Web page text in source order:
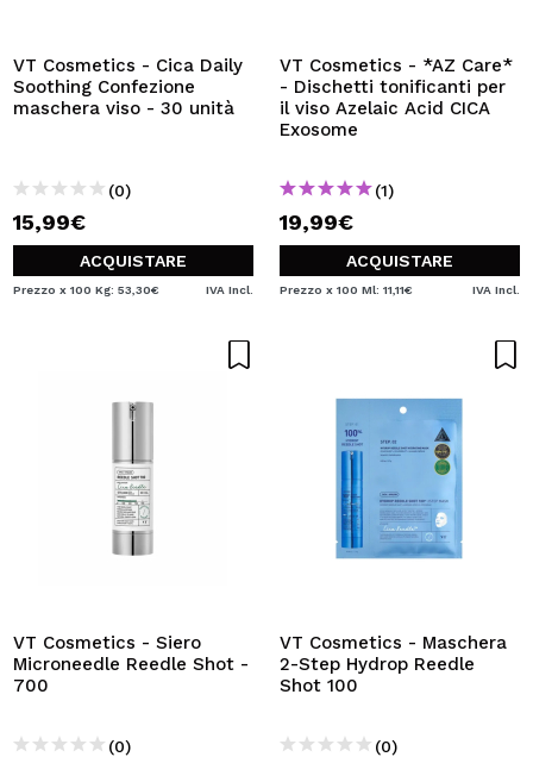
Creando un account su Maquibeauty.it potrai fare i tuoi
acquisti velocemente, controllare lo stato dei tuoi ordini e
consultare le tue operazioni precedenti.
CREARE UN ACCOUNT
VT Cosmetics - Cica Daily
Soothing Confezione
maschera viso - 30 unità
(0)
15,99€
ACQUISTARE
Prezzo x 100 Kg: 53,30€ IVA Incl.
VT Cosmetics - *AZ Care*
- Dischetti tonificanti per
il viso Azelaic Acid CICA
Exosome
(1)
19,99€
ACQUISTARE
Prezzo x 100 Ml: 11,11€ IVA Incl.
VT Cosmetics - Siero
Microneedle Reedle Shot -
700
(0)
VT Cosmetics - Maschera
2-Step Hydrop Reedle
Shot 100
(0)